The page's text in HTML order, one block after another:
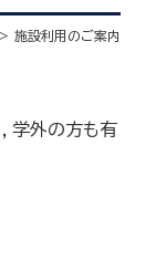
施設利用のご案内
学外の方も有